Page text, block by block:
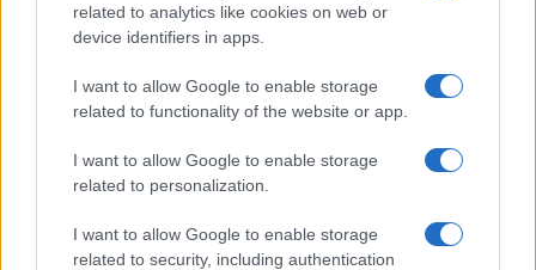
related to analytics like cookies on web or
device identifiers in apps.
I want to allow Google to enable storage
related to functionality of the website or app.
I want to allow Google to enable storage
related to personalization.
I want to allow Google to enable storage
related to security, including authentication
Continua a leggere
CALCIO